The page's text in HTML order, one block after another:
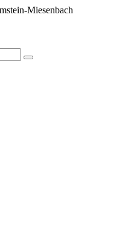
Miesenbach